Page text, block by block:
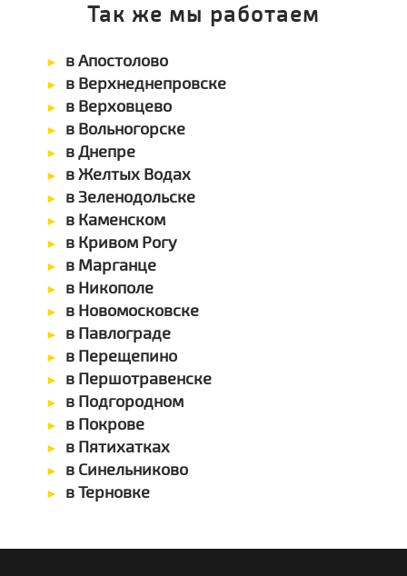
Так же мы работаем
в Апостолово
в Верхнеднепровске
в Верховцево
в Вольногорске
в Днепре
в Желтых Водах
в Зеленодольске
в Каменском
в Кривом Рогу
в Марганце
в Никополе
в Новомосковске
в Павлограде
в Перещепино
в Першотравенске
в Подгородном
в Покрове
в Пятихатках
в Синельниково
в Терновке